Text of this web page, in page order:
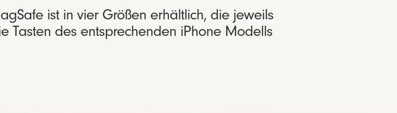
ist in vier Größen erhältlich, die jeweils
Tasten des entsprechenden iPhone Modells